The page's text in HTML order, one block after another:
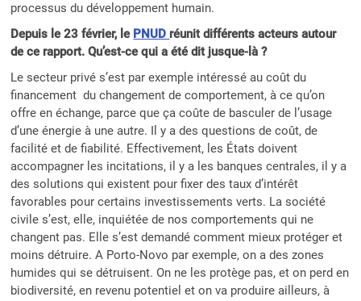
processus du développement humain.
Depuis le 23 février, le PNUD réunit différents acteurs autour
de ce rapport. Qu’est-ce qui a été dit jusque-là ?
Le secteur privé s’est par exemple intéressé au coût du
financement du changement de comportement, à ce qu’on
offre en échange, parce que ça coûte de basculer de l’usage
d’une énergie à une autre. Il y a des questions de coût, de
facilité et de fiabilité. Effectivement, les États doivent
accompagner les incitations, il y a les banques centrales, il y a
des solutions qui existent pour fixer des taux d’intérêt
favorables pour certains investissements verts. La société
civile s’est, elle, inquiétée de nos comportements qui ne
changent pas. Elle s’est demandé comment mieux protéger et
moins détruire. A Porto-Novo par exemple, on a des zones
humides qui se détruisent. On ne les protège pas, et on perd en
biodiversité, en revenu potentiel et on va produire ailleurs, à